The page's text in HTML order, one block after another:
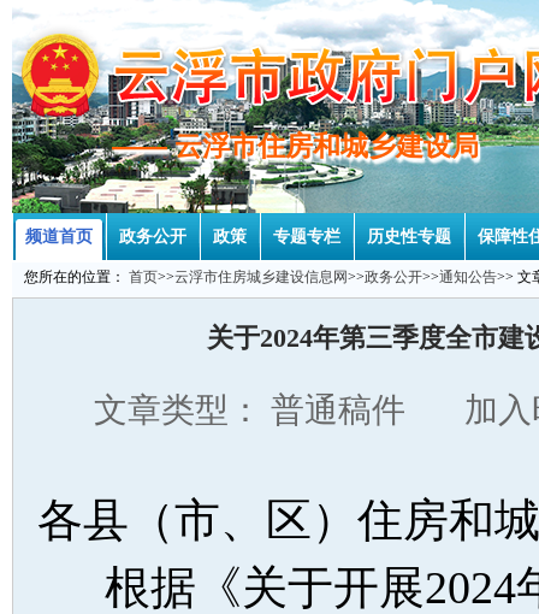
—— 云浮市住房和城乡建设局
—— 云浮市住房和城乡建设局
频道首页 政务公开 政策 专题专栏 历史性专题 保障性
您所在的位置： 首页>>云浮市住房城乡建设信息网>>政务公开>>通知公告>> 文
关于2024年第三季度全市
文章类型： 普通稿件 加入
各县（市、区）住房和
根据《关于开展